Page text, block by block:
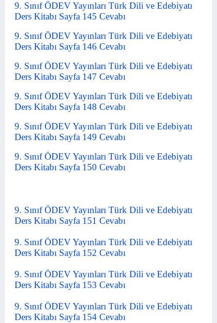
9. Sınıf ÖDEV Yayınları Türk Dili ve Edebiyatı
Ders Kitabı Sayfa 145 Cevabı
9. Sınıf ÖDEV Yayınları Türk Dili ve Edebiyatı
Ders Kitabı Sayfa 146 Cevabı
9. Sınıf ÖDEV Yayınları Türk Dili ve Edebiyatı
Ders Kitabı Sayfa 147 Cevabı
9. Sınıf ÖDEV Yayınları Türk Dili ve Edebiyatı
Ders Kitabı Sayfa 148 Cevabı
9. Sınıf ÖDEV Yayınları Türk Dili ve Edebiyatı
Ders Kitabı Sayfa 149 Cevabı
9. Sınıf ÖDEV Yayınları Türk Dili ve Edebiyatı
Ders Kitabı Sayfa 150 Cevabı
9. Sınıf ÖDEV Yayınları Türk Dili ve Edebiyatı
Ders Kitabı Sayfa 151 Cevabı
9. Sınıf ÖDEV Yayınları Türk Dili ve Edebiyatı
Ders Kitabı Sayfa 152 Cevabı
9. Sınıf ÖDEV Yayınları Türk Dili ve Edebiyatı
Ders Kitabı Sayfa 153 Cevabı
9. Sınıf ÖDEV Yayınları Türk Dili ve Edebiyatı
Ders Kitabı Sayfa 154 Cevabı